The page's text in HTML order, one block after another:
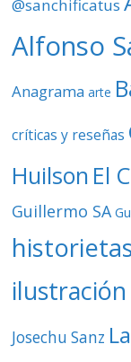
e
@sanchificatus
Alfonso
Anagrama arte
críticas y reseñas
Huilson El
Guillermo SA
Josechu Sanz